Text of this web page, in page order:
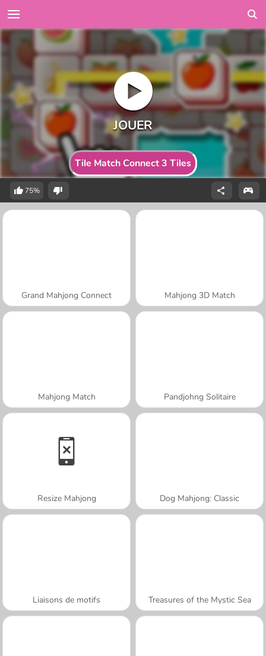
Tile Match Connect 3 Tiles
75%
Grand Mahjong Connect Mahjong 3D Match
Mahjong Match Pandjohng Solitaire
Resize Mahjong Dog Mahjong: Classic
Liaisons de motifs Treasures of the Mystic Sea